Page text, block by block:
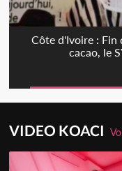
Côte d'Ivoire : Fin
cacao, le
VIDEO KOACI